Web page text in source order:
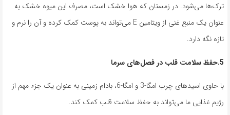
ترک‌ها می‌شود. در زمستان که هوا خشک است، مصرف این میوه خشک به
عنوان یک منبع غنی از ویتامین E می‌تواند به پوست کمک کرده و آن را نرم و
تازه نگه دارد.
5.حفظ سلامت قلب در فصل‌های سرما
با حاوی اسیدهای چرب امگا-3 و امگا-6، بادام زمینی به عنوان یک جزء مهم از
رژیم غذایی ما می‌تواند به حفظ سلامت قلب کمک کند.